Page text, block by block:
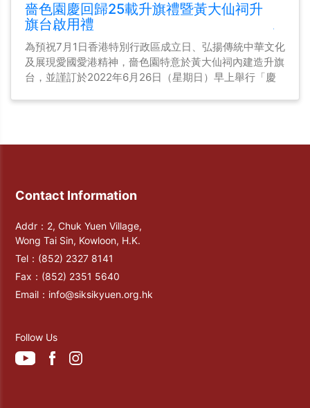
嗇色園慶回歸25載升旗禮暨黃大仙祠升
旗台啟用禮
為預祝7月1日香港特別行政區成立日、弘揚傳統中華文化
及展現愛國愛港精神，嗇色園特意於黃大仙祠內建造升旗
台，並謹訂於2022年6月26日（星期日）早上舉行「慶
Contact Information
Addr：2, Chuk Yuen Village,
Wong Tai Sin, Kowloon, H.K.
Tel： (852) 2327 8141
Fax： (852) 2351 5640
Email： info@siksikyuen.org.hk
Follow Us